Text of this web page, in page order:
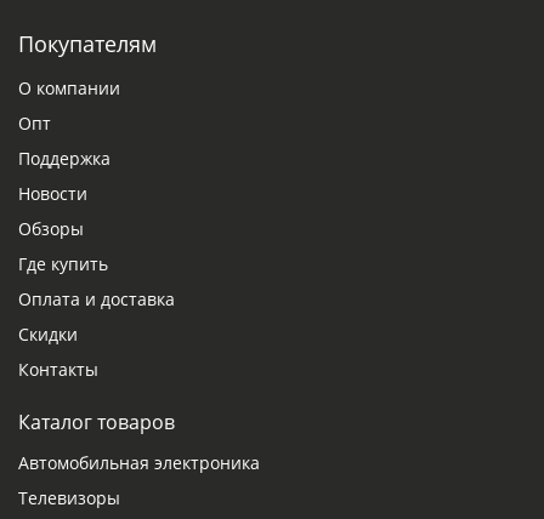
Покупателям
О компании
Опт
Поддержка
Новости
Обзоры
Где купить
Оплата и доставка
Скидки
Контакты
Каталог товаров
Автомобильная электроника
Телевизоры